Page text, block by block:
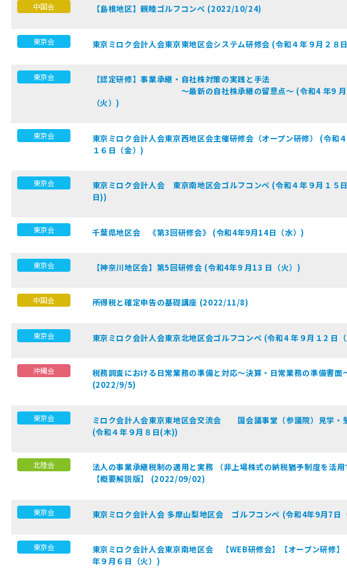
中国会 【島根地区】親睦ゴルフコンペ (2022/10/24)
東京会 東京ミロク会計人会東京東地区会システム研修会 (令和４年９月２８
東京会
【認定研修】事業承継・自社株対策の実践と手法
～最新の自社株承継の留意点～ (令和4 年9 月
（火）)
東京会
東京ミロク会計人会東京西地区会主催研修会（オープン研修） (令和
１６日（金）)
東京会
東京ミロク会計人会 東京南地区会ゴルフコンペ (令和４年９月１５
日))
東京会 千葉県地区会 《第3回研修会》 (令和4年9月14日（水）)
東京会 【神奈川地区会】第5回研修会 (令和4年9 月13 日（火）)
中国会 所得税と確定申告の基礎講座 (2022/11/8)
東京会 東京ミロク会計人会東京北地区会ゴルフコンペ (令和4 年９月１2 日
沖縄会
税務調査における日常業務の準備と対応～決算・日常業務の準備書面
(2022/9/5)
東京会
ミロク会計人会東京東地区会交流会 国会議事堂（参議院）見学・
(令和４年９月８日(木))
北陸会
法人の事業承継税制の適用と実務 （非上場株式の納税猶予制度を活用
【概要解説版】 (2022/09/02)
東京会 東京ミロク会計人会 多摩山梨地区会 ゴルフコンペ (令和4年9月7日
東京会
東京ミロク会計人会東京南地区会 【WEB研修会】【オープン研修】
年９月６日（火）)